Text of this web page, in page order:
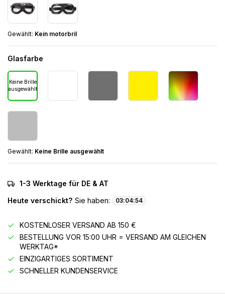
Gewählt: Kein motorbril
Glasfarbe
Keine Brille
ausgewählt
Gewählt: Keine Brille ausgewählt
1-3 Werktage für DE & AT
Heute verschickt? Sie haben: 03:04:53
KOSTENLOSER VERSAND AB 150 €
BESTELLUNG VOR 15:00 UHR = VERSAND AM GLEICHEN
WERKTAG*
EINZIGARTIGES SORTIMENT
SCHNELLER KUNDENSERVICE